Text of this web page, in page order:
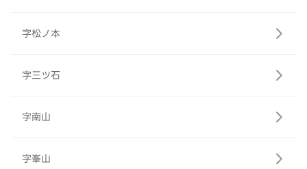
字松ノ本
字三ツ石
字南山
字峯山